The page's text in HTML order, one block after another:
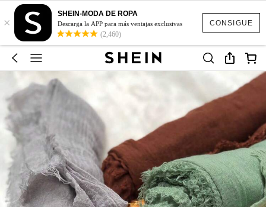
CONSIGUE
×
SHEIN-MODA DE ROPA
Descarga la APP para más ventajas exclusivas
(2,460)